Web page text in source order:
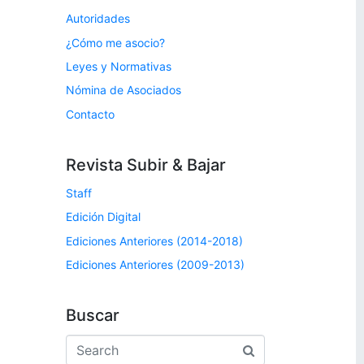
Autoridades
¿Cómo me asocio?
Leyes y Normativas
Nómina de Asociados
Contacto
Revista Subir & Bajar
Staff
Edición Digital
Ediciones Anteriores (2014-2018)
Ediciones Anteriores (2009-2013)
Buscar